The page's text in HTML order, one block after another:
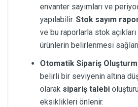
envanter sayımları ve
yapılabilir. Stok sayım
ve bu raporlarla stok
ürünlerin belirlenmesi
Otomatik Sipariş
belirli bir seviyenin altına
olarak sipariş talebi
eksiklikleri önlenir.